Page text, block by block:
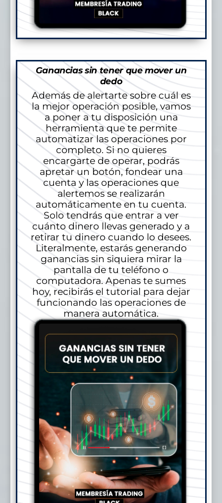
Ganancias sin tener que mover un
dedo
Además de alertarte sobre cuál es
la mejor operación posible, vamos
a poner a tu disposición una
herramienta que te permite
automatizar las operaciones por
completo. Si no quieres
encargarte de operar, podrás
apretar un botón, fondear una
cuenta y las operaciones que
alertemos se realizarán
automáticamente en tu cuenta.
Solo tendrás que entrar a ver
cuánto dinero llevas generado y a
retirar tu dinero cuando lo desees.
Literalmente, estarás generando
ganancias sin siquiera mirar la
pantalla de tu teléfono o
computadora. Apenas te sumes
hoy, recibirás el tutorial para dejar
funcionando las operaciones de
manera automática.